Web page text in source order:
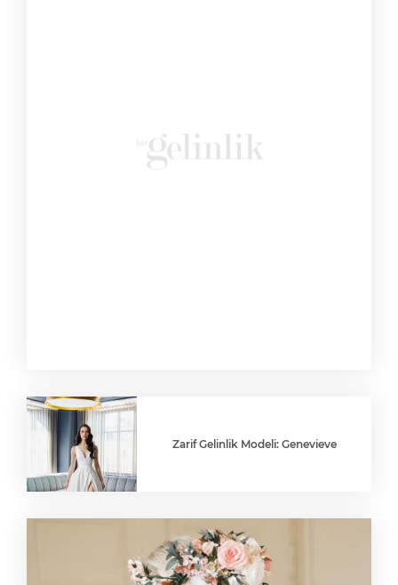
Zarif Gelinlik Modeli: Genevieve